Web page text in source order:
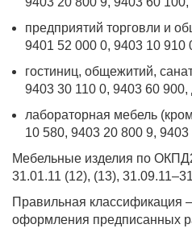
предприятий торговли и
9401 52 000 0, 9403 10 910
гостиниц, общежитий,
9403 30 110 0, 9403 60 900,
лабораторная мебель
10 580, 9403 20 800 9,
Мебельные изделия по
31.01.11 (12), (13),
Правильная классификация
оформления предписанных